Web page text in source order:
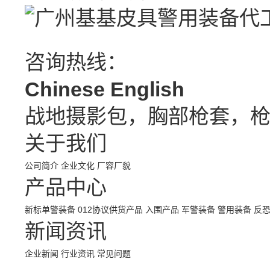
咨询热线：
Chinese English
战地摄影包，胸部枪套，
关于我们
公司简介 企业文化 厂容厂貌
产品中心
新标单警装备 012协议供货产品 入围产品 军警装备 警用装备 反
新闻资讯
企业新闻 行业资讯 常见问题